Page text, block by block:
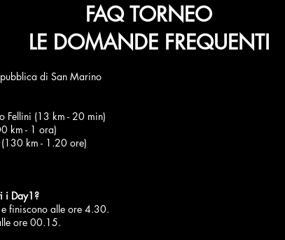
FAQ TORNEO
LE DOMANDE FREQUENTI
di San Marino
Fellini (13 km - 20 min)
km - 1 ora)
km - 1.20 ore)
i Day1?
finiscono alle ore 4.30.
ore 00.15.